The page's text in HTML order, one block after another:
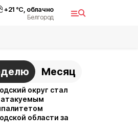
+21°С, облачно
Белгород
Месяц
округ стал
области за